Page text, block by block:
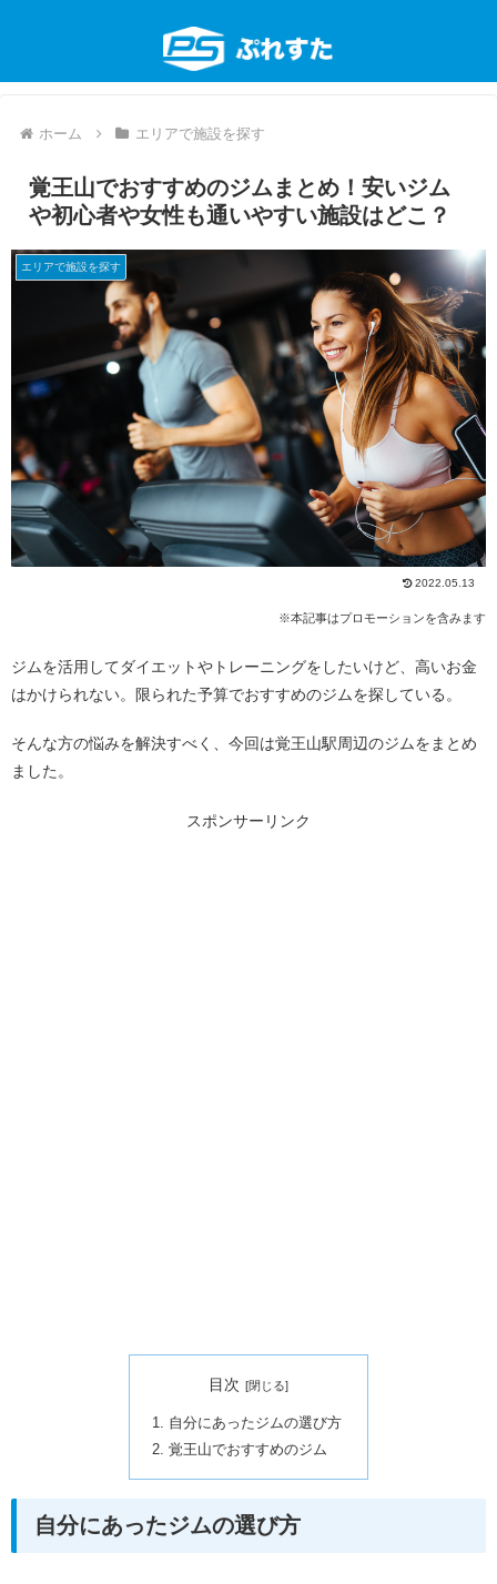
ホーム エリアで施設を探す
覚王山でおすすめのジムまとめ！安いジム
や初心者や女性も通いやすい施設はどこ？
エリアで施設を探す
2022.05.13
※本記事はプロモーションを含みます
ジムを活用してダイエットやトレーニングをしたいけど、高いお金
はかけられない。限られた予算でおすすめのジムを探している。
そんな方の悩みを解決すべく、今回は覚王山駅周辺のジムをまとめ
ました。
スポンサーリンク
目次
自分にあったジムの選び方
覚王山でおすすめのジム
自分にあったジムの選び方